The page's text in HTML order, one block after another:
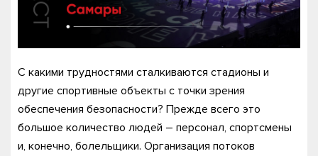
С какими трудностями сталкиваются стадионы и
другие спортивные объекты с точки зрения
обеспечения безопасности? Прежде всего это
большое количество людей – персонал, спортсмены
и, конечно, болельщики. Организация потоков